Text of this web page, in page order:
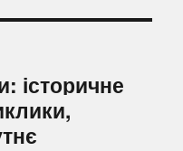
історичне